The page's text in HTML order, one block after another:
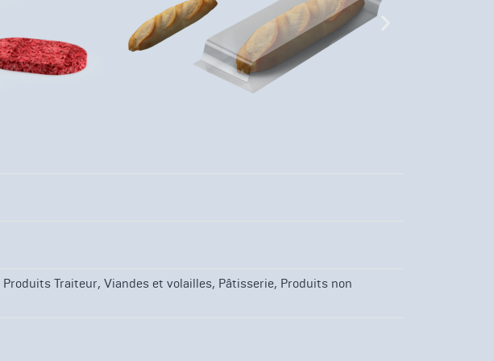
Produits Traiteur, Viandes et volailles, Pâtisserie, Produits non